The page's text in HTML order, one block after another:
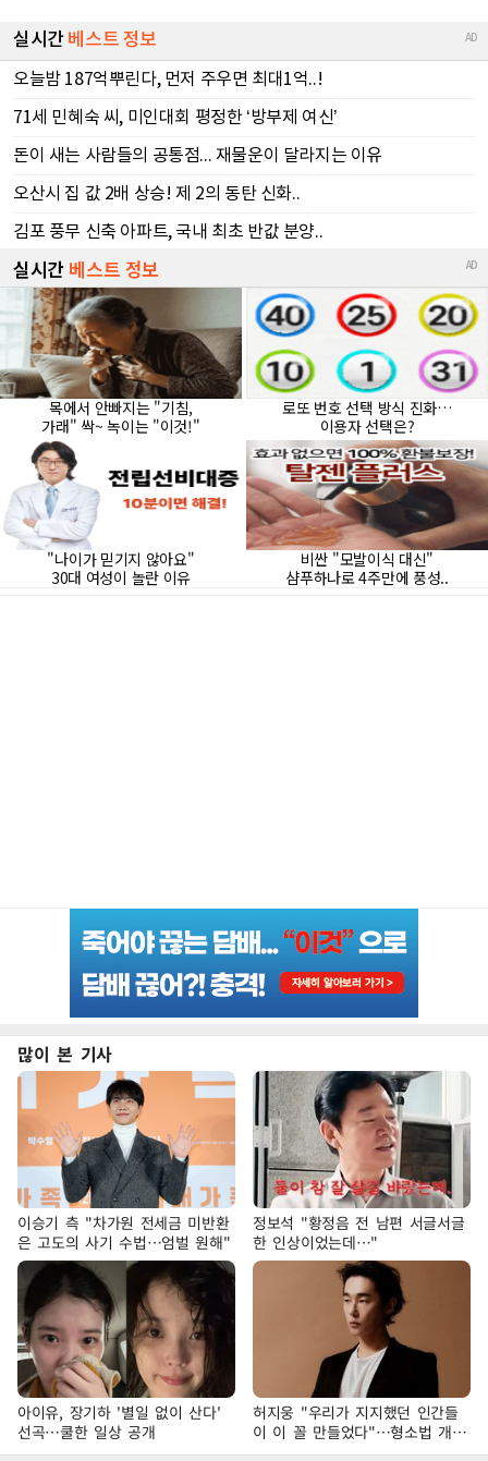
많이 본 기사
이승기 측 "차가원 전세금 미반환
은 고도의 사기 수법…엄벌 원해"
정보석 "황정음 전 남편 서글서글
한 인상이었는데…"
아이유, 장기하 '별일 없이 산다'
선곡…쿨한 일상 공개
허지웅 "우리가 지지했던 인간들
이 이 꼴 만들었다"…형소법 개정
에 격한 반응